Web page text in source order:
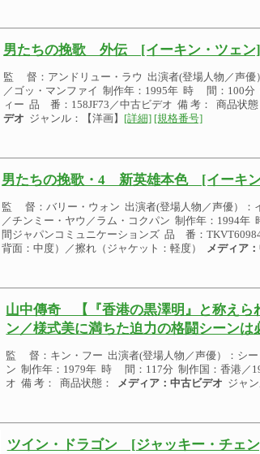
男たちの挽歌 外伝 [イーキン・ツェ
監 督：アンドリュー・ラウ 出演者(登場人物／声優
／ゴッ・マンファイ 制作年：1995年 時 間：100分
ィー 品 番：158JF73／中古ビデオ 備 考： 商品状態
デオ ジャンル：【洋画】 [詳細] [規格番号]
男たちの挽歌・4 新英雄本色 [イーキ
監 督：バリー・ウォン 出演者(登場人物／声優）：
／チンミー・ヤウ／ラム・コクパン 制作年：1994
間ジャパンコミュニケーションズ 品 番：
背面：中度）／擦れ（ジャケット：軽度）
メディア
山中傳奇 【『香港の黒澤明』と称えら
ン／様式美に満ちた迫力の格闘シーン
監 督：キン・フー 出演者(登場人物／声優）：シー
ン 制作年：1979年 時 間：117分 制作国：香港／
オ 備 考： 商品状態：
メディア：中古ビデオ ジャ
ツイン・ドラゴン [ジャッキー・チェ